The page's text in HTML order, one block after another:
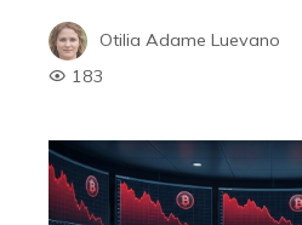
Otilia Adame Luevano
183